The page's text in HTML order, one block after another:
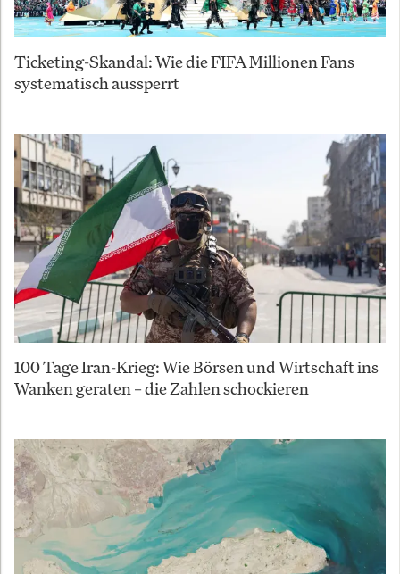
Ticketing-Skandal: Wie die FIFA Millionen Fans
systematisch aussperrt
100 Tage Iran-Krieg: Wie Börsen und Wirtschaft ins
Wanken geraten – die Zahlen schockieren